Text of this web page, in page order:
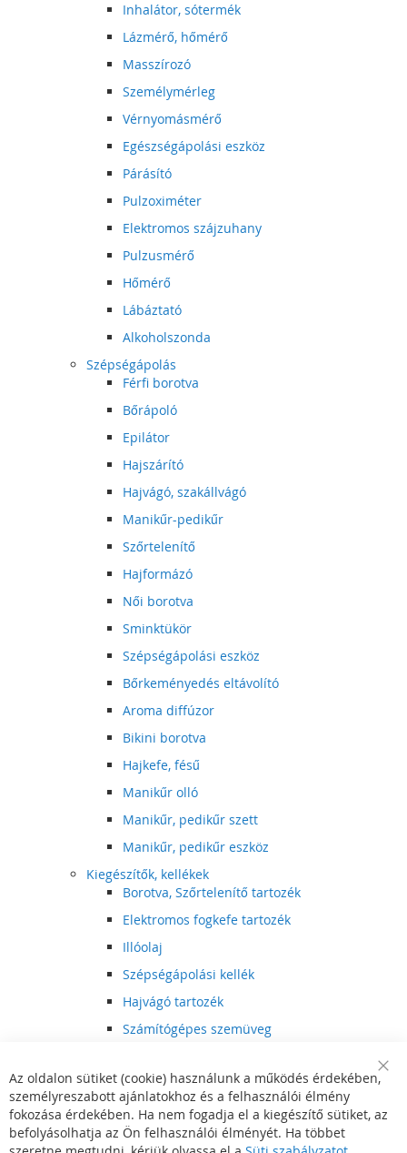
Inhalátor, sótermék
Lázmérő, hőmérő
Masszírozó
Személymérleg
Vérnyomásmérő
Egészségápolási eszköz
Párásító
Pulzoximéter
Elektromos szájzuhany
Pulzusmérő
Hőmérő
Lábáztató
Alkoholszonda
Szépségápolás
Férfi borotva
Bőrápoló
Epilátor
Hajszárító
Hajvágó, szakállvágó
Manikűr-pedikűr
Szőrtelenítő
Hajformázó
Női borotva
Sminktükör
Szépségápolási eszköz
Bőrkeményedés eltávolító
Aroma diffúzor
Bikini borotva
Hajkefe, fésű
Manikűr olló
Manikűr, pedikűr szett
Manikűr, pedikűr eszköz
Kiegészítők, kellékek
Borotva, Szőrtelenítő tartozék
Elektromos fogkefe tartozék
Illóolaj
Szépségápolási kellék
Hajvágó tartozék
Számítógépes szemüveg
Hajvágó kiegészítő
Szórakoztató elektronika
Multimédia
DVD, BluRay lejátszó
Bar
Az oldalon sütiket (cookie) használunk a működés érdekében,
személyreszabott ajánlatokhoz és a felhasználói élmény
fokozása érdekében. Ha nem fogadja el a kiegészítő sütiket, az
befolyásolhatja az Ön felhasználói élményét. Ha többet